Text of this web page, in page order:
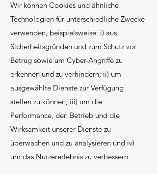
Wir können Cookies und ähnliche
Technologien für unterschiedliche Zwecke
verwenden, beispielsweise: i) aus
Sicherheitsgründen und zum Schutz vor
Betrug sowie um Cyber-Angriffe zu
erkennen und zu verhindern; ii) um
ausgewählte Dienste zur Verfügung
stellen zu können; iii) um die
Performance, den Betrieb und die
Wirksamkeit unserer Dienste zu
überwachen und zu analysieren und iv)
um das Nutzererlebnis zu verbessern.